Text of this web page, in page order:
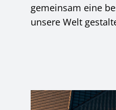
gemeinsam eine
unsere Welt